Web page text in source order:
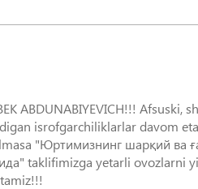
ABDUNABIYEVICH!!! Afsuski,
isrofgarchiliklarlar davom
"Юртимизнинг шарқий ва
taklifimizga yetarli ovozlarni